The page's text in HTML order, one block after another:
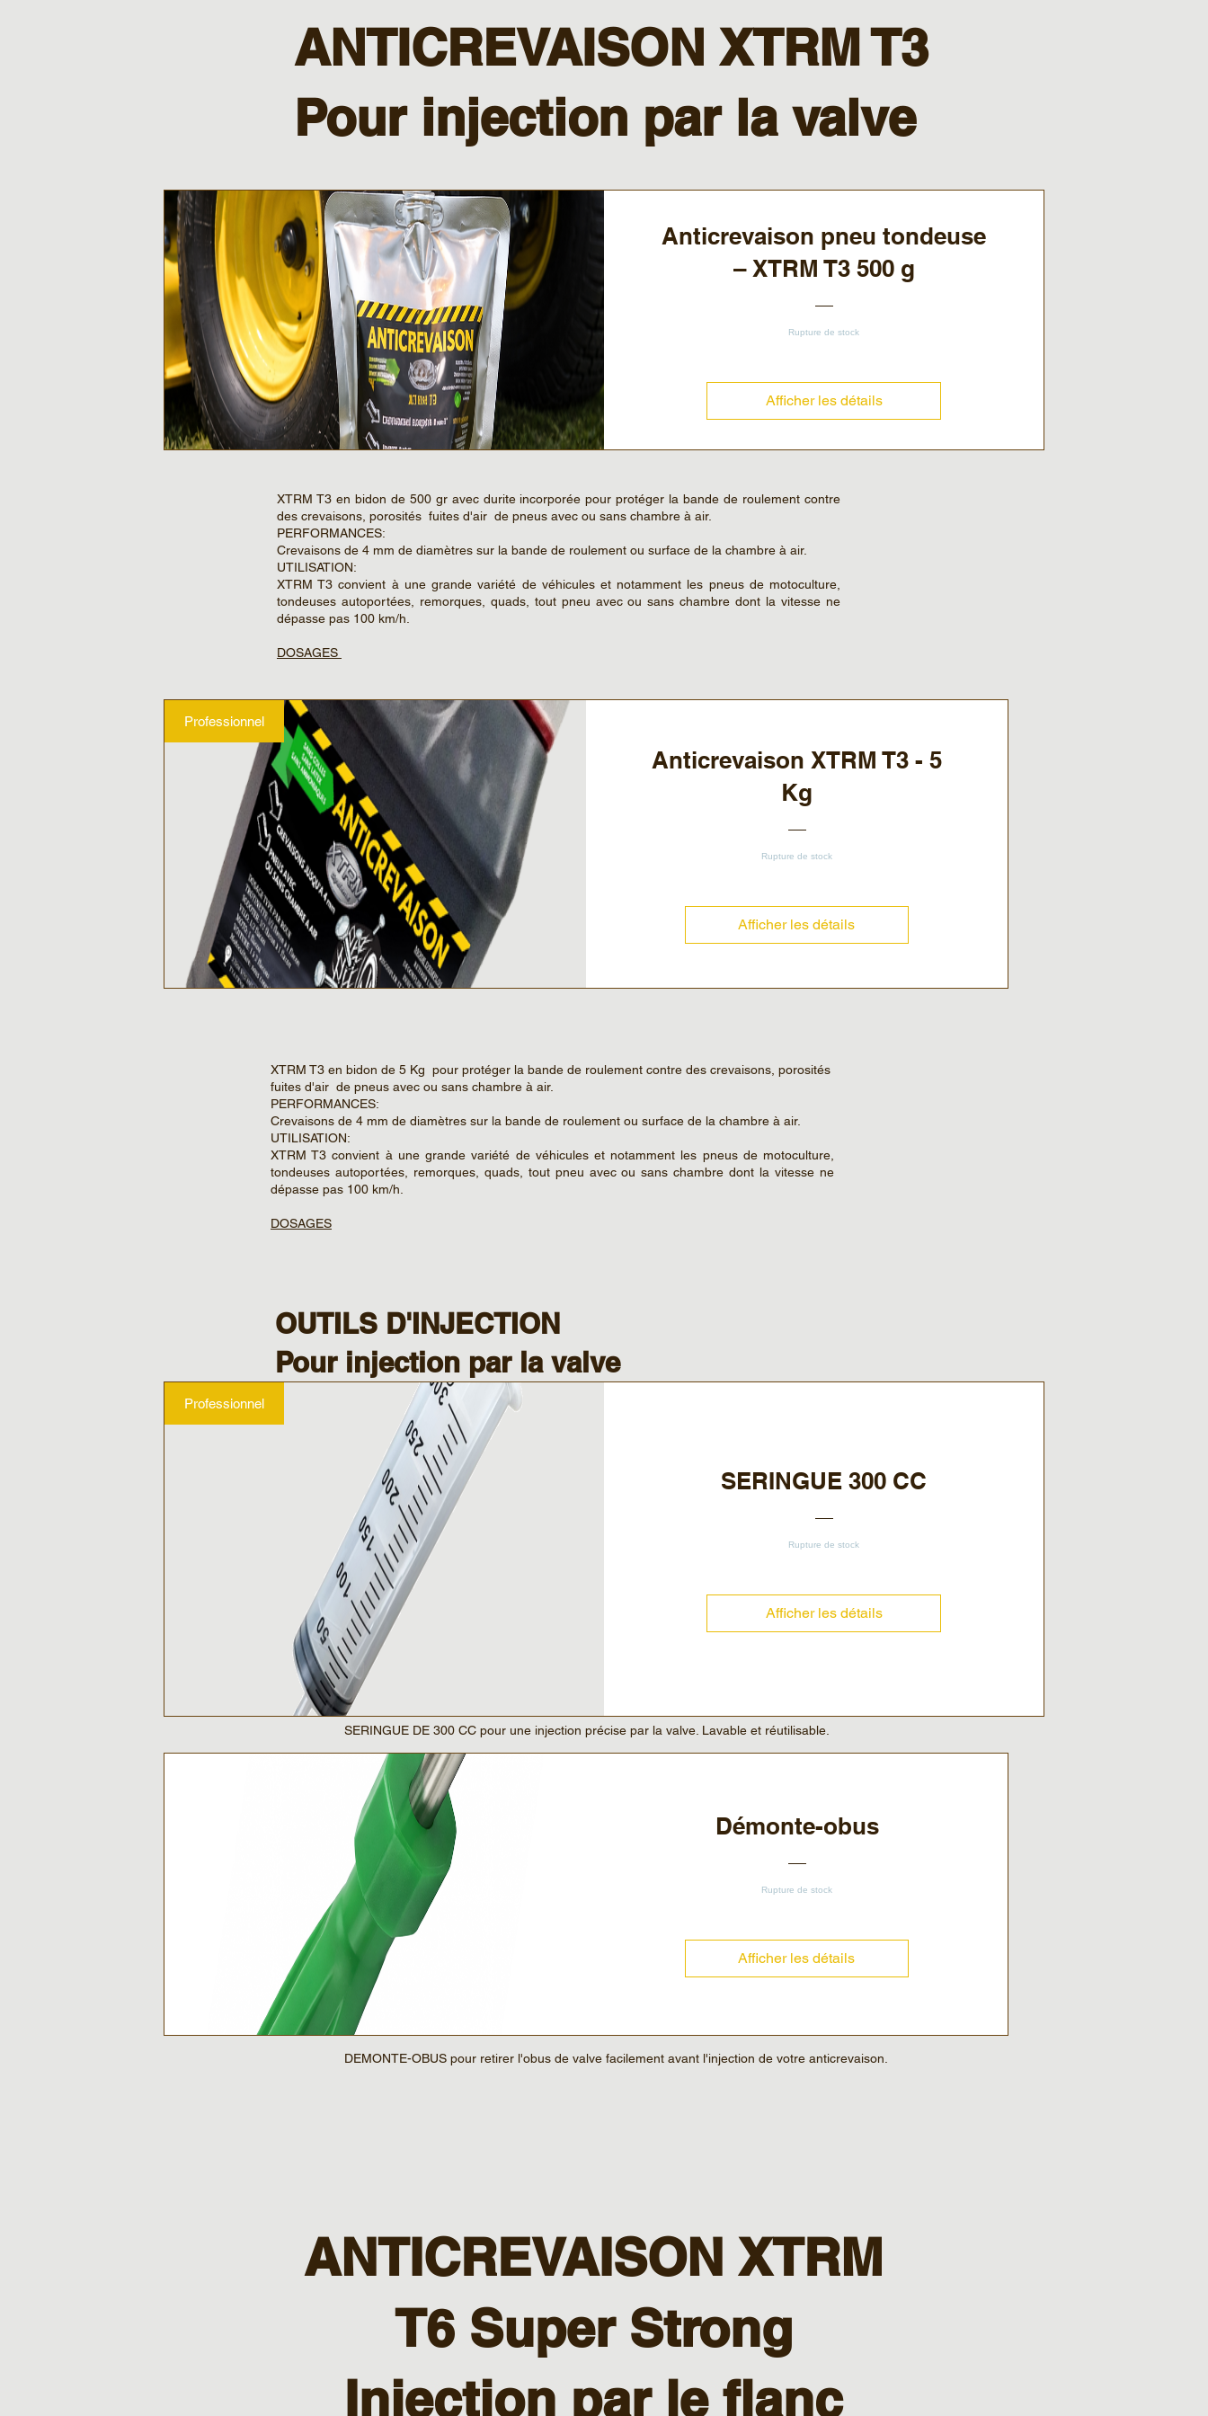
ANTICREVAISON XTRM T3
Pour injection par la valve
Anticrevaison pneu tondeuse
– XTRM T3 500 g
Rupture de stock
Afficher les détails
XTRM T3 en bidon de 500 gr avec durite incorporée pour protéger la bande de roulement contre
des crevaisons, porosités fuites d'air de pneus avec ou sans chambre à air.
PERFORMANCES:
Crevaisons de 4 mm de diamètres sur la bande de roulement ou surface de la chambre à air.
UTILISATION:
XTRM T3 convient à une grande variété de véhicules et notamment les pneus de motoculture,
tondeuses autoportées, remorques, quads, tout pneu avec ou sans chambre dont la vitesse ne
dépasse pas 100 km/h.
DOSAGES
Professionnel
Anticrevaison XTRM T3 - 5
Kg
Rupture de stock
Afficher les détails
XTRM T3 en bidon de 5 Kg pour protéger la bande de roulement contre des crevaisons, porosités
fuites d'air de pneus avec ou sans chambre à air.
PERFORMANCES:
Crevaisons de 4 mm de diamètres sur la bande de roulement ou surface de la chambre à air.
UTILISATION:
XTRM T3 convient à une grande variété de véhicules et notamment les pneus de motoculture,
tondeuses autoportées, remorques, quads, tout pneu avec ou sans chambre dont la vitesse ne
dépasse pas 100 km/h.
DOSAGES
OUTILS D'INJECTION
Pour injection par la valve
Professionnel
SERINGUE 300 CC
Rupture de stock
Afficher les détails
Démonte-obus
Rupture de stock
Afficher les détails
SERINGUE DE 300 CC pour une injection précise par la valve. Lavable et réutilisable.
DEMONTE-OBUS pour retirer l'obus de valve facilement avant l'injection de votre anticrevaison.
ANTICREVAISON XTRM
T6 Super Strong
Injection par le flanc